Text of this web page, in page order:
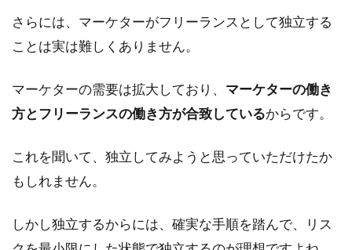
さらには、マーケターがフリーランスとして独立する
ことは実は難しくありません。
マーケターの需要は拡大しており、 マーケターの働き
方とフリーランスの働き方が合致しているからです。
これを聞いて、独立してみようと思っていただけたか
もしれません。
しかし独立するからには、確実な手順を踏んで、リス